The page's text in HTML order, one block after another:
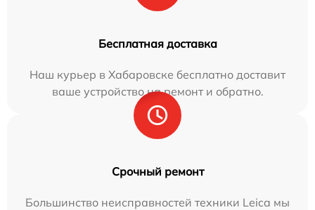
Бесплатная доставка
Наш курьер в Хабаровске бесплатно доставит
ваше устройство на ремонт и обратно.
Срочный ремонт
Большинство неисправностей техники Leica мы